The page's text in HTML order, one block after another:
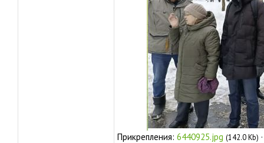
Прикрепления: 6440925.jpg (142.0 Kb)